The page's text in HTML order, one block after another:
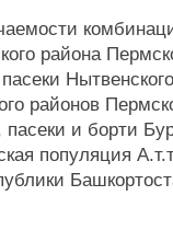
района
районов
и борти
популяция